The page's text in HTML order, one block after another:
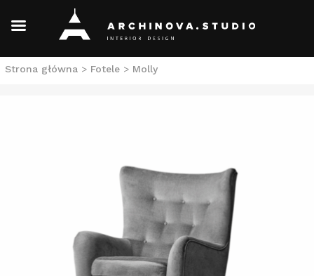
Skip
Strona główna > Fotele > Molly